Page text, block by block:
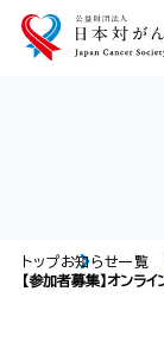
トップお知らせ一覧
【参加者募集】オンラ